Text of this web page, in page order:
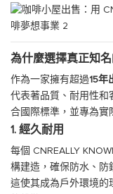
為什麼選擇真正知
作為一家擁有超過15年
代表著品質、耐用性和
合國際標準，並專為實
1. 經久耐用
每個 CNREALLY
構建造，確保防水、防
這使其成為戶外環境